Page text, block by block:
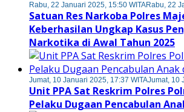
Rabu, 22 Januari 2025, 15:50 WITARabu, 22
Satuan Res Narkoba Polres
Keberhasilan Ungkap Kasus
Narkotika di Awal Tahun 2025
Jumat, 10 Januari 2025, 17:37 WITAJumat, 10
Unit PPA Sat Reskrim Polres
Pelaku Dugaan Pencabulan